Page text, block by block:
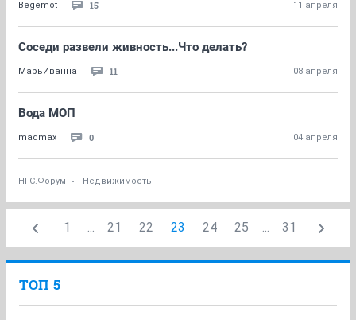
Begemot 15 11 апреля
Соседи развели живность...Что делать?
МарьИванна 11 08 апреля
Вода МОП
madmax 0 04 апреля
НГС.Форум Недвижимость
1 ... 21 22 23 24 25 ... 31
ТОП 5